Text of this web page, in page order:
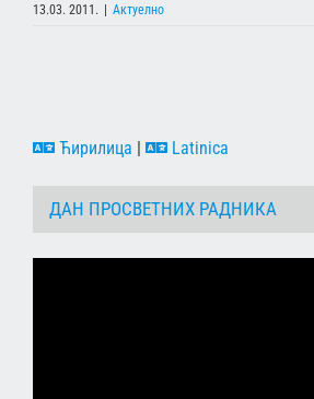
13.03. 2011. | Актуелно
Ћирилица | Latinica
ДАН ПРОСВЕТНИХ РАДНИКА